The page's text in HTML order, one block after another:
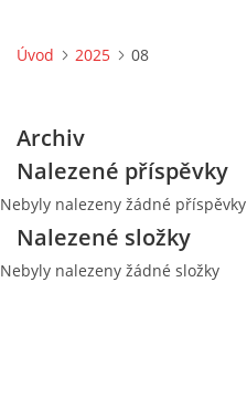
Úvod 2025 08
Archiv
Nalezené příspěvky
Nebyly nalezeny žádné příspěvky
Nalezené složky
Nebyly nalezeny žádné složky